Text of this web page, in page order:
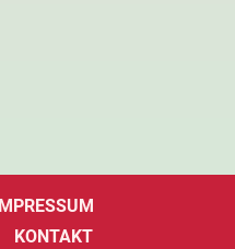
IMPRESSUM
KONTAKT